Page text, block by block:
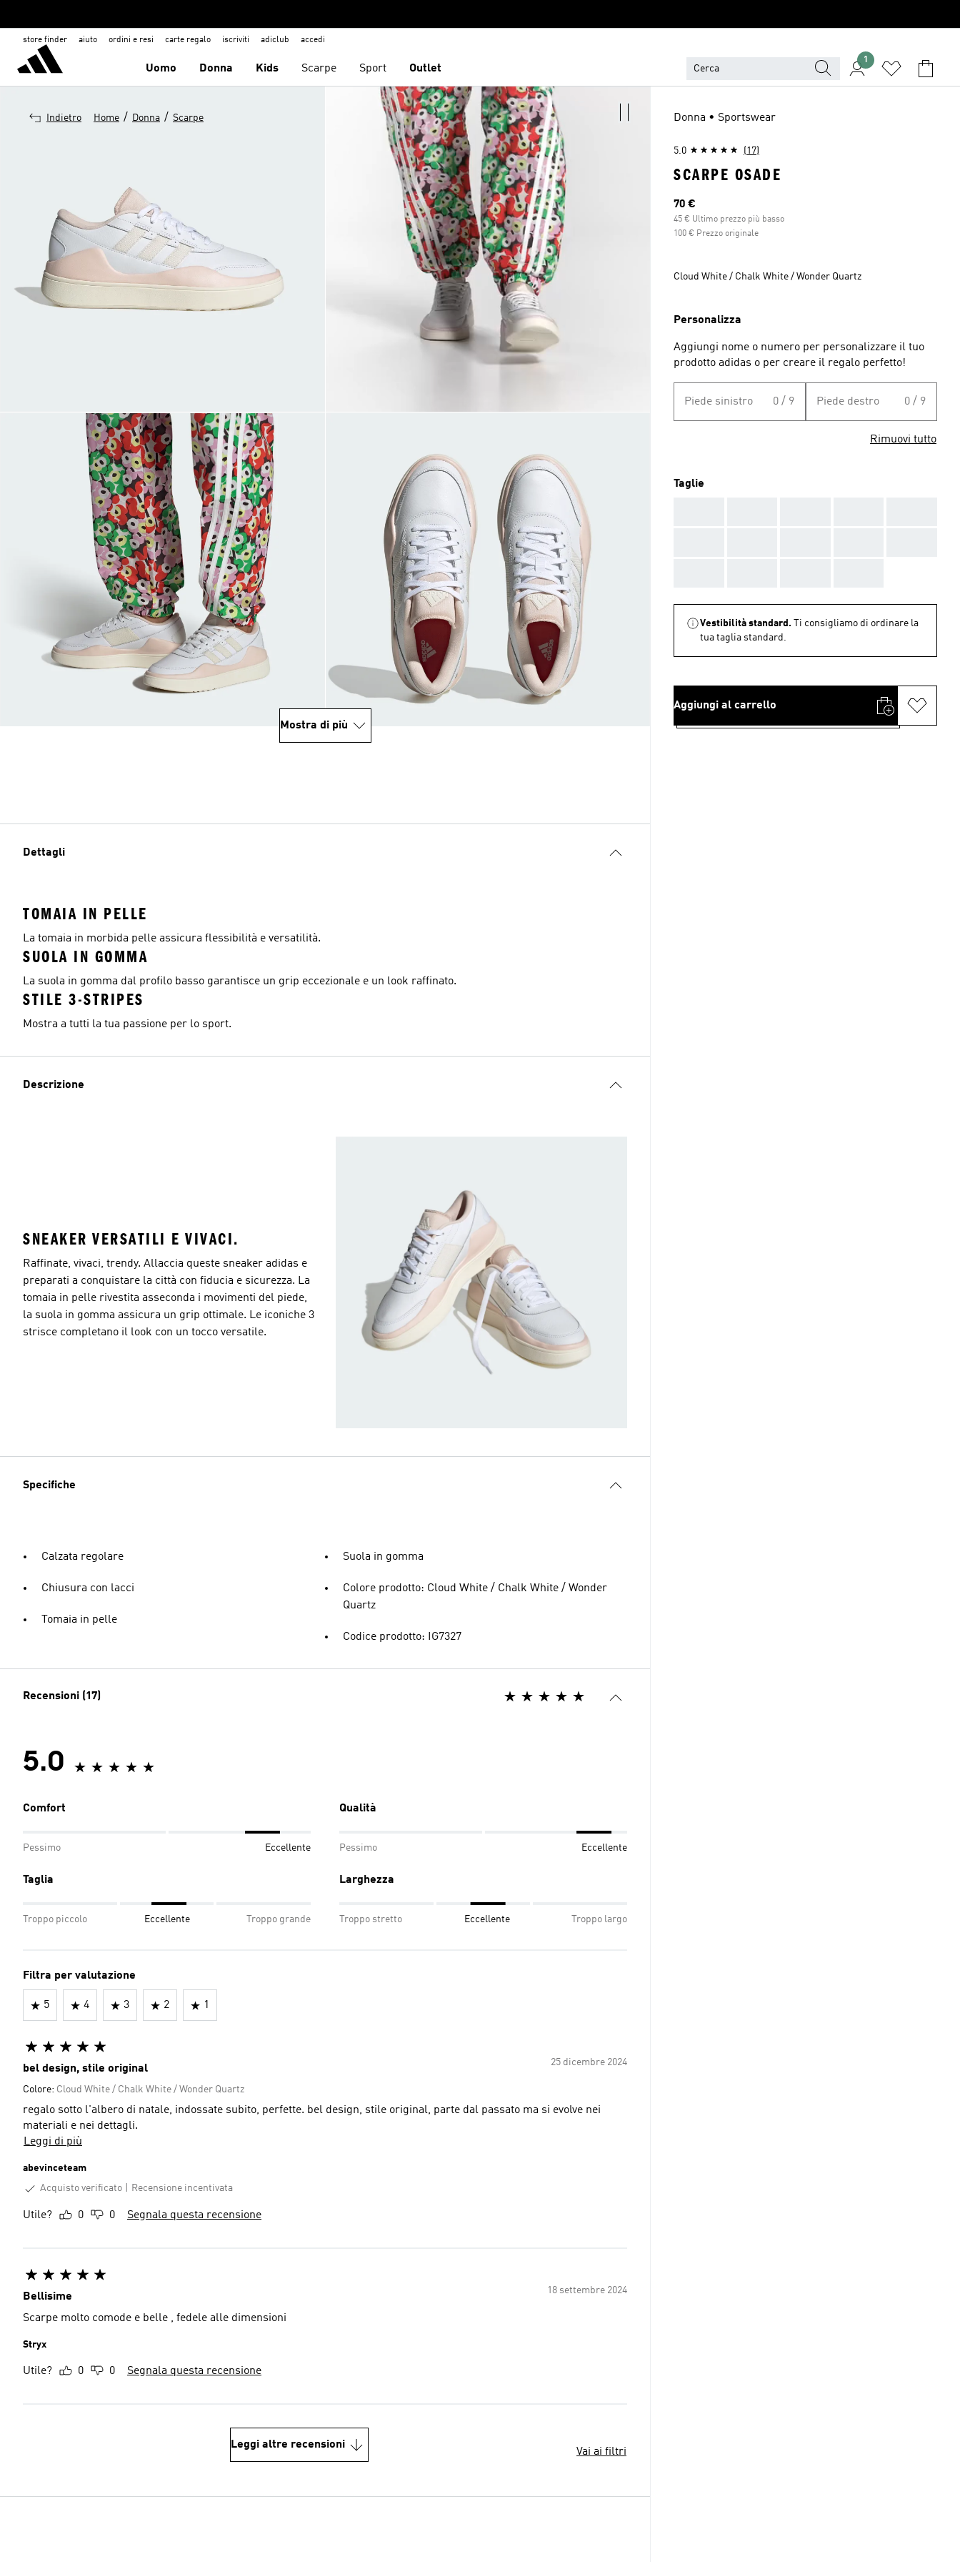
store finder aiuto ordini e resi carte regalo iscriviti adiclub accedi
Uomo Donna Kids Scarpe Sport Outlet
1
Indietro Home / Donna / Scarpe
Mostra di più
Dettagli
TOMAIA IN PELLE
La tomaia in morbida pelle assicura flessibilità e versatilità.
SUOLA IN GOMMA
La suola in gomma dal profilo basso garantisce un grip eccezionale e un look raffinato.
STILE 3-STRIPES
Mostra a tutti la tua passione per lo sport.
Descrizione
SNEAKER VERSATILI E VIVACI.
Raffinate, vivaci, trendy. Allaccia queste sneaker adidas e
preparati a conquistare la città con fiducia e sicurezza. La
tomaia in pelle rivestita asseconda i movimenti del piede,
la suola in gomma assicura un grip ottimale. Le iconiche 3
strisce completano il look con un tocco versatile.
Specifiche
Calzata regolare
Chiusura con lacci
Tomaia in pelle
Suola in gomma
Colore prodotto: Cloud White / Chalk White / Wonder
Quartz
Codice prodotto: IG7327
Recensioni (17)
5.0
Comfort
Pessimo Eccellente
Qualità
Pessimo Eccellente
Taglia
Troppo piccolo Eccellente Troppo grande
Larghezza
Troppo stretto Eccellente Troppo largo
Filtra per valutazione
5 4 3 2 1
25 dicembre 2024
bel design, stile original
Colore: Cloud White / Chalk White / Wonder Quartz
regalo sotto l'albero di natale, indossate subito, perfette. bel design, stile original, parte dal passato ma si evolve nei
materiali e nei dettagli.
Leggi di più
abevinceteam
Acquisto verificato
Recensione incentivata
Utile? 0 0 Segnala questa recensione
18 settembre 2024
Bellisime
Scarpe molto comode e belle , fedele alle dimensioni
Stryx
Utile? 0 0 Segnala questa recensione
Leggi altre recensioni
Vai ai filtri
Donna • Sportswear
5.0 (17)
SCARPE OSADE
Prezzo attuale
70 €
45 € Ultimo prezzo più basso
100 € Prezzo originale
Cloud White / Chalk White / Wonder Quartz
Personalizza
Aggiungi nome o numero per personalizzare il tuo
prodotto adidas o per creare il regalo perfetto!
Piede sinistro 0 / 9 Piede destro 0 / 9
Rimuovi tutto
Taglie
Vestibilità standard.
Ti consigliamo di ordinare la
tua taglia standard.
Aggiungi al carrello